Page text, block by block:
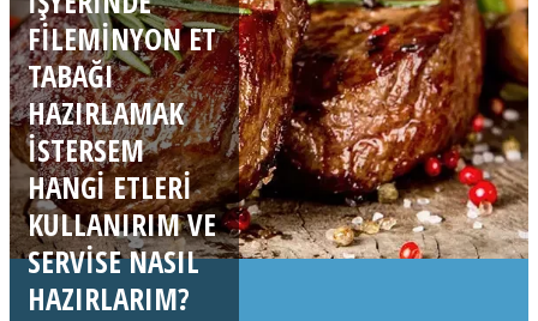
FILEMINYON ET
TABAĞI
HAZIRLAMAK
ISTERSEM
HANGI ETLERI
KULLANIRIM VE
SERVISE NASIL
HAZIRLARIM?